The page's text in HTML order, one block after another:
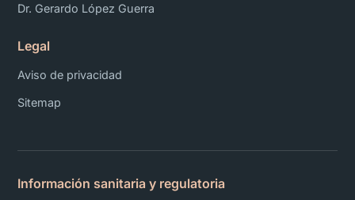
Dr. Gerardo López Guerra
Legal
Aviso de privacidad
Sitemap
Información sanitaria y regulatoria